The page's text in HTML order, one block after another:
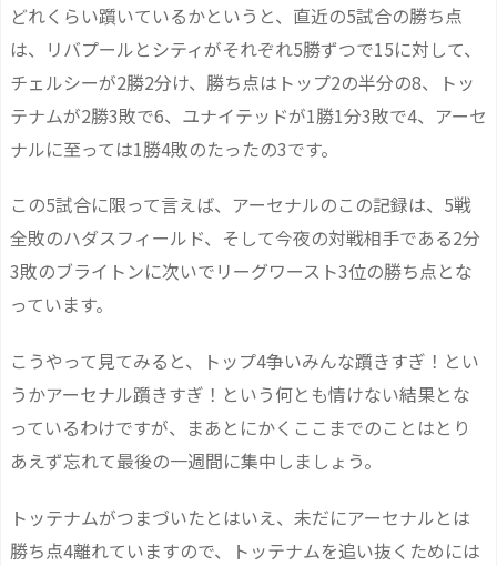
どれくらい躓いているかというと、直近の5試合の勝ち点
は、リバプールとシティがそれぞれ5勝ずつで15に対して、
チェルシーが2勝2分け、勝ち点はトップ2の半分の8、トッ
テナムが2勝3敗で6、ユナイテッドが1勝1分3敗で4、アーセ
ナルに至っては1勝4敗のたったの3です。
この5試合に限って言えば、アーセナルのこの記録は、5戦
全敗のハダスフィールド、そして今夜の対戦相手である2分
3敗のブライトンに次いでリーグワースト3位の勝ち点とな
っています。
こうやって見てみると、トップ4争いみんな躓きすぎ！とい
うかアーセナル躓きすぎ！という何とも情けない結果とな
っているわけですが、まあとにかくここまでのことはとり
あえず忘れて最後の一週間に集中しましょう。
トッテナムがつまづいたとはいえ、未だにアーセナルとは
勝ち点4離れていますので、トッテナムを追い抜くためには